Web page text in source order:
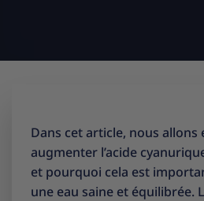
Dans cet article, nous
augmenter l’acide
et pourquoi cela est
une eau saine et équilibrée.